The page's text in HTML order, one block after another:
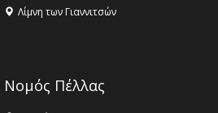
Λίμνη των Γιαννιτσών
Νομός Πέλλας